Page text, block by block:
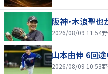
阪神・木浪聖
2026/08/09 11:54
山本由伸 6回
2026/08/09 10:53